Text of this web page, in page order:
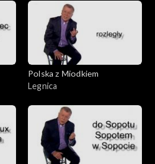
Polska z Miodkiem
Legnica